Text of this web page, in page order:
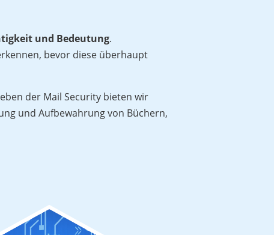
und Bedeutung.
bevor diese überhaupt
der Mail Security bieten wir
und Aufbewahrung von Büchern,